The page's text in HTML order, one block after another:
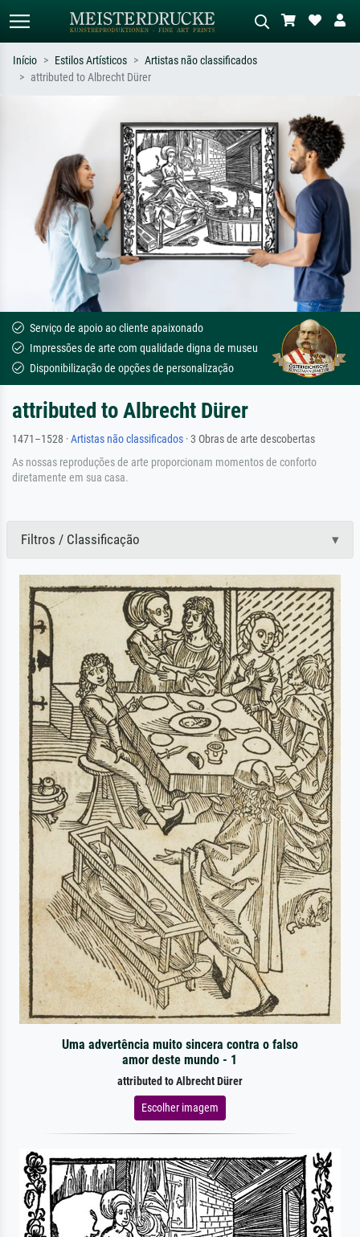
ex: Monet, Noite Estrelada,
impressionismo, onda de Hokusai, nu.
Descreva a cena – ex: prado verde,
abstrato com muito vermelho, pintura
a óleo escura, nu em pé ao lado de
uma árvore.
Início Estilos Artísticos
Artistas não classificados
attributed to Albrecht Dürer
Serviço de apoio ao cliente apaixonado
Impressões de arte com qualidade digna de museu
Disponibilização de opções de personalização
attributed to Albrecht Dürer
1471–1528 ·Artistas não classificados · 3 Obras de arte descobertas
As nossas reproduções de arte proporcionam momentos de conforto
diretamente em sua casa.
Filtros / Classificação
Uma advertência muito sincera contra o falso
amor deste mundo - 1
attributed to Albrecht Dürer
Escolher imagem